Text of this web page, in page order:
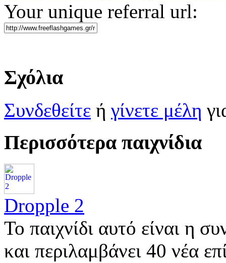
Your unique referral url:
Σχόλια
Συνδεθείτε ή γίνετε μέλη
Περισσότερα παιχνίδια
Dropple 2
Το παιχνίδι αυτό είναι η
και περιλαμβάνει 40 νέα